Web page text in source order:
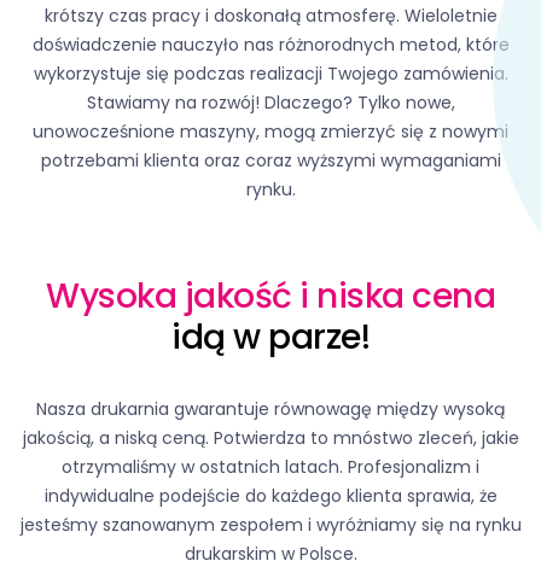
krótszy czas pracy i doskonałą atmosferę. Wieloletnie
doświadczenie nauczyło nas różnorodnych metod, które
wykorzystuje się podczas realizacji Twojego zamówienia.
Stawiamy na rozwój! Dlaczego? Tylko nowe,
unowocześnione maszyny, mogą zmierzyć się z nowymi
potrzebami klienta oraz coraz wyższymi wymaganiami
rynku.
Wysoka jakość i niska cena
idą w parze!
Nasza drukarnia gwarantuje równowagę między wysoką
jakością, a niską ceną. Potwierdza to mnóstwo zleceń, jakie
otrzymaliśmy w ostatnich latach. Profesjonalizm i
indywidualne podejście do każdego klienta sprawia, że
jesteśmy szanowanym zespołem i wyróżniamy się na rynku
drukarskim w Polsce.